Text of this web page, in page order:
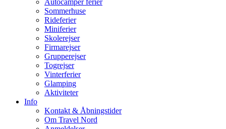
Autocamper ferier
Sommerhuse
Rideferier
Miniferier
Skolerejser
Firmarejser
Grupperejser
Togrejser
Vinterferier
Glamping
Aktiviteter
Info
Kontakt & Åbningstider
Om Travel Nord